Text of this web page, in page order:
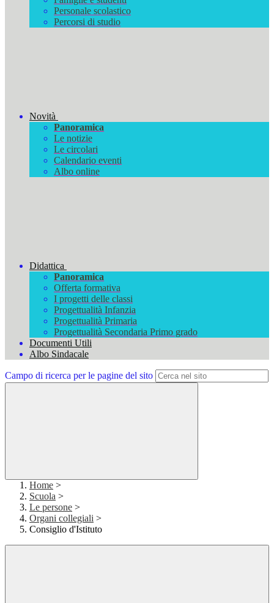
Personale scolastico
Percorsi di studio
Novità
Panoramica
Le notizie
Le circolari
Calendario eventi
Albo online
Didattica
Panoramica
Offerta formativa
I progetti delle classi
Progettualità Infanzia
Progettualità Primaria
Progettualità Secondaria Primo grado
Documenti Utili
Albo Sindacale
Campo di ricerca per le pagine del sito
Home >
Scuola >
Le persone >
Organi collegiali >
Consiglio d'Istituto